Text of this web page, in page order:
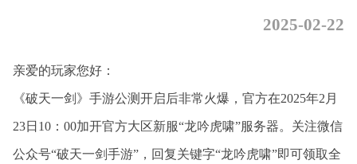
2025-02-22
亲爱的玩家您好：
《破天一剑》手游公测开启后非常火爆，官方在2025年2月
23日10：00加开官方大区新服“龙吟虎啸”服务器。关注微信
公众号“破天一剑手游”，回复关键字“龙吟虎啸”即可领取全